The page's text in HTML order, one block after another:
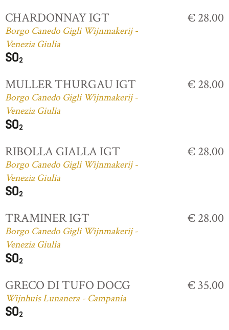
CHARDONNAY IGT
Borgo Canedo Gigli Wijnmakerij -
Venezia Giulia
€ 28.00
MULLER THURGAU IGT
Borgo Canedo Gigli Wijnmakerij -
Venezia Giulia
€ 28.00
RIBOLLA GIALLA IGT
Borgo Canedo Gigli Wijnmakerij -
Venezia Giulia
€ 28.00
TRAMINER IGT
Borgo Canedo Gigli Wijnmakerij -
Venezia Giulia
€ 28.00
GRECO DI TUFO DOCG
Wijnhuis Lunanera - Campania
€ 35.00